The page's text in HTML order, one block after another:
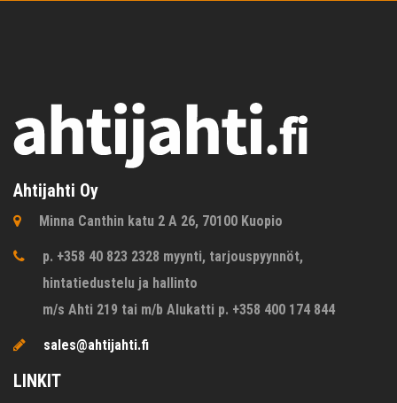
Ahtijahti Oy
Minna Canthin katu 2 A 26, 70100 Kuopio
p. +358 40 823 2328 myynti, tarjouspyynnöt,
hintatiedustelu ja hallinto
m/s Ahti 219 tai m/b Alukatti p. +358 400 174 844
sales@ahtijahti.fi
LINKIT